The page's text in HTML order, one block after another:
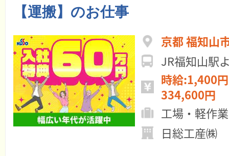
【運搬】のお仕事
京都 福知山
JR福知山駅
時給:1,400
334,600円
工場・軽作業
日総工産㈱